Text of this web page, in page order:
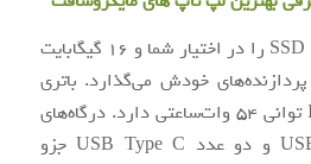
این لپ‌تاپ 512 گیگابایت SSD را در اختیار شما و 16 گیگابایت
پردازنده‌های خودش می‌گذارد. باتری
موجود در Inspiron 5310 توانی 54 وات‌ساعتی دارد. درگاه‌های
HDMI، یک عدد USB 3.2 و دو عدد USB Type C جزو